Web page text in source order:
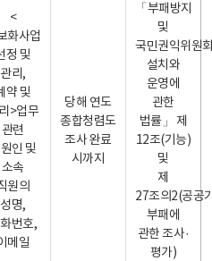
<
화사업
정 및
관리,
약 및
>업무
관련
인 및
소속
원의
성명,
번호,
메일
당해 연도
종합청렴도
조사 완료
시까지
「부패방지
및
국민권익위원
설치와
운영에
관한
법률」 제
12조(기능)
및
제
27조의2(공공
부패에
관한 조사·
평가)